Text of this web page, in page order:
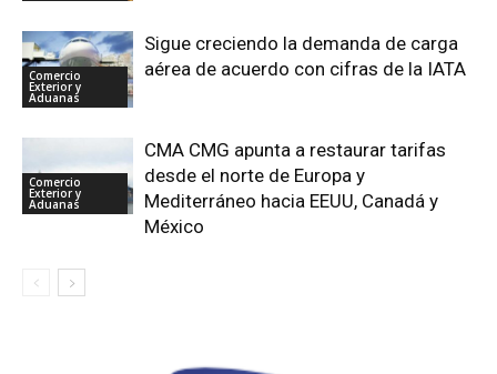
Comercio
Exterior y
Aduanas
Sigue creciendo la demanda de carga
aérea de acuerdo con cifras de la IATA
Comercio
Exterior y
Aduanas
CMA CMG apunta a restaurar tarifas
desde el norte de Europa y
Mediterráneo hacia EEUU, Canadá y
México